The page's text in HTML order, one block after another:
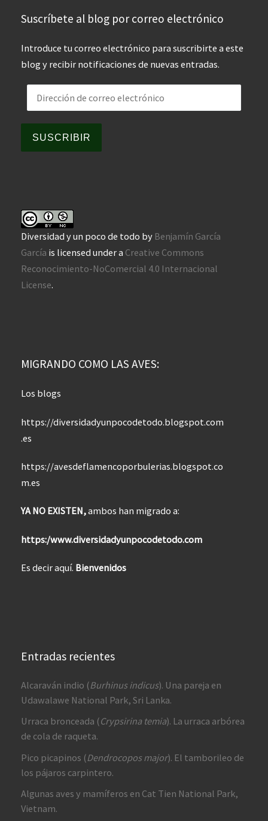
Suscríbete al blog por correo electrónico
Introduce tu correo electrónico para suscribirte a este
blog y recibir notificaciones de nuevas entradas.
Dirección de correo electrónico
SUSCRIBIR
Diversidad y un poco de todo by Benjamín García
García is licensed under a Creative Commons
Reconocimiento-NoComercial 4.0 Internacional
License.
MIGRANDO COMO LAS AVES:
Los blogs
https://diversidadyunpocodetodo.blogspot.com
.es
https://avesdeflamencoporbulerias.blogspot.co
m.es
YA NO EXISTEN,ambos han migrado a:
https:/www.diversidadyunpocodetodo.com
Es decir aquí. Bienvenidos
Entradas recientes
Alcaraván indio (Burhinus indicus). Una pareja en
Udawalawe National Park, Sri Lanka.
Urraca bronceada (Crypsirina temia). La urraca arbórea
de cola de raqueta.
Pico picapinos (Dendrocopos major). El tamborileo de
los pájaros carpintero.
Algunas aves y mamíferos en Cat Tien National Park,
Vietnam.